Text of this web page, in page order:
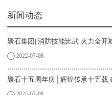
新闻动态
聚石集团||消防技能比武 火力全开
2022-07-08
聚石十五周年庆│辉煌传承十五载